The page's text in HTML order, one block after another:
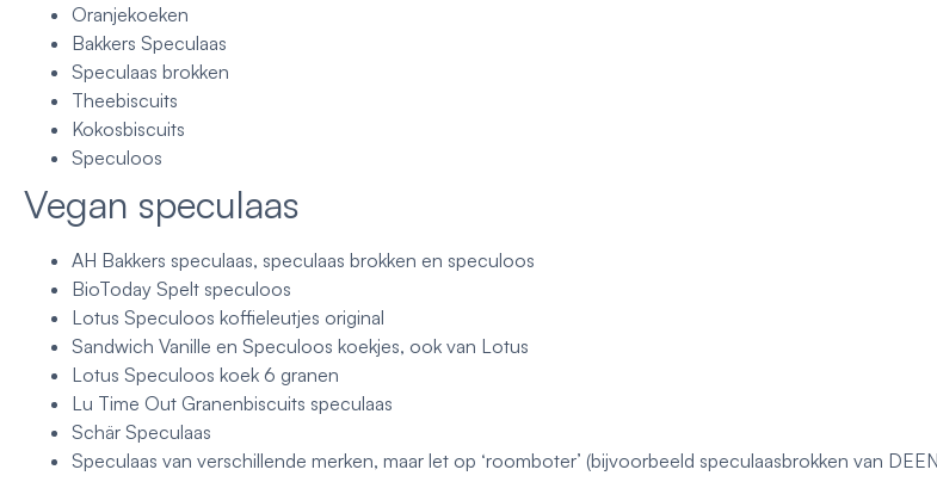
Oranjekoeken
Bakkers Speculaas
Speculaas brokken
Theebiscuits
Kokosbiscuits
Speculoos
Vegan speculaas
AH Bakkers speculaas, speculaas brokken en speculoos
BioToday Spelt speculoos
Lotus Speculoos koffieleutjes original
Sandwich Vanille en Speculoos koekjes, ook van Lotus
Lotus Speculoos koek 6 granen
Lu Time Out Granenbiscuits speculaas
Schär Speculaas
Speculaas van verschillende merken, maar let op ‘roomboter’ (bijvoorbeeld speculaasbrokken van